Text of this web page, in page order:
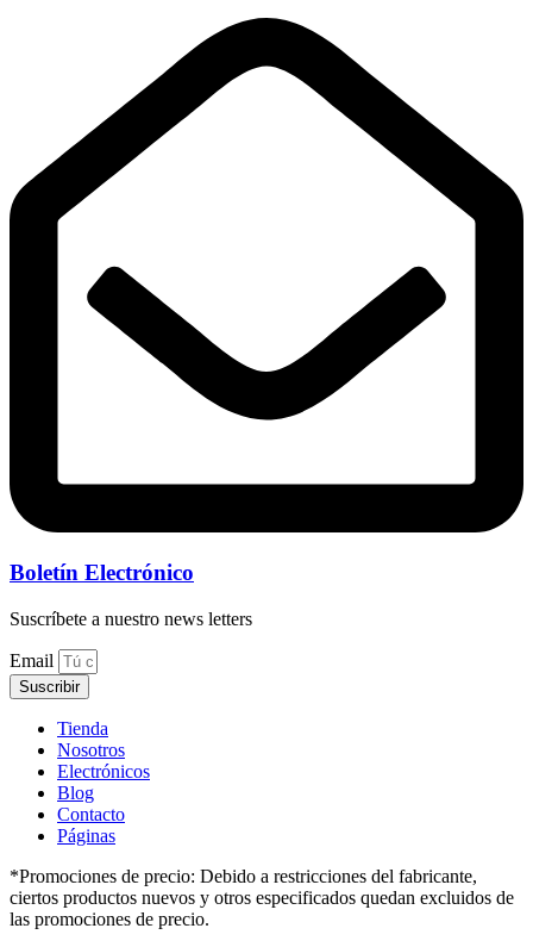
Boletín Electrónico
Suscríbete a nuestro news letters
Email
Suscribir
Tienda
Nosotros
Electrónicos
Blog
Contacto
Páginas
*Promociones de precio: Debido a restricciones del fabricante,
ciertos productos nuevos y otros especificados quedan excluidos de
las promociones de precio.